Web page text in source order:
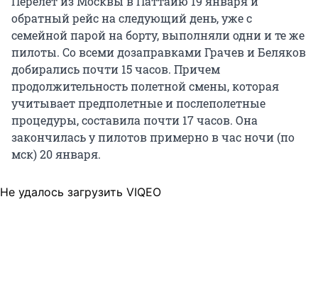
обратный рейс на следующий день, уже с
семейной парой на борту, выполняли одни и те же
пилоты. Со всеми дозаправками Грачев и Беляков
добирались почти 15 часов. Причем
продолжительность полетной смены, которая
учитывает предполетные и послеполетные
процедуры, составила почти 17 часов. Она
закончилась у пилотов примерно в час ночи (по
мск) 20 января.
Не удалось загрузить VIQEO